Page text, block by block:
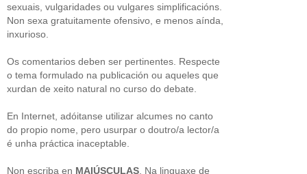
sexuais, vulgaridades ou vulgares simplificacións.
Non sexa gratuitamente ofensivo, e menos aínda,
inxurioso.
Os comentarios deben ser pertinentes. Respecte
o tema formulado na publicación ou aqueles que
xurdan de xeito natural no curso do debate.
En Internet, adóitanse utilizar alcumes no canto
do propio nome, pero usurpar o doutro/a lector/a
é unha práctica inaceptable.
Non escriba en MAIÚSCULAS . Na linguaxe de